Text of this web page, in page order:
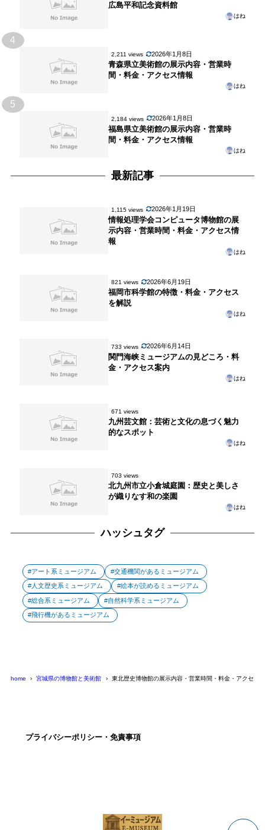
広島平和記念資料館
はね
4
2,211 views 2026年1月8日
青森県立美術館の展示内容・営業時
間・料金・アクセス情報
はね
5
2,184 views 2026年1月8日
福島県立美術館の展示内容・営業時
間・料金・アクセス情報
はね
最新記事
1,115 views 2026年1月19日
情報処理学会コンピュータ博物館の展
示内容・営業時間・料金・アクセス情
報
はね
821 views 2026年6月19日
福岡市科学館の特徴・料金・アクセス
を解説
はね
733 views 2026年6月14日
関門海峡ミュージアムの見どころ・料
金・アクセス案内
はね
671 views
九州芸文館：芸術と文化の息づく魅力
的なスポット
はね
703 views
北九州市立小倉城庭園：歴史と美しさ
が織りなす和の楽園
はね
ハッシュタグ
アート系ミュージアム 交通機関があるミュージアム
人文歴史系ミュージアム 絵本が読めるミュージアム
総合系ミュージアム 自然科学系ミュージアム
飛行機があるミュージアム
home 宮城県の博物館と美術館 東北歴史博物館の展示内容・営業時間・料金・アクセス
プライバシーポリシー・免責事項